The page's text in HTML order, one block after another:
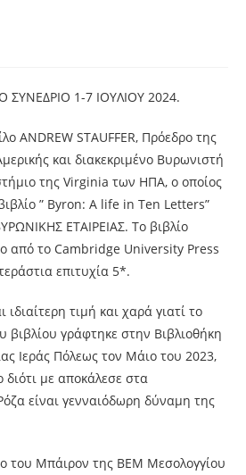
ΣΥΝΕΔΡΙΟ 1-7 ΙΟΥΛΙΟΥ 2024.
ANDREW STAUFFER, Πρόεδρο της
και διακεκριμένο Βυρωνιστή
της Virginia των ΗΠΑ, ο οποίος
” Byron: A life in Ten Letters”
ΕΤΑΙΡΕΙΑΣ. Το βιβλίο
από το Cambridge University Press
επιτυχία 5*.
τιμή και χαρά γιατί το
βιβλίου γράφτηκε στην Βιβλιοθήκη
Ιεράς Πόλεως τον Μάιο του 2023,
διότι με αποκάλεσε στα
είναι γενναιόδωρη δύναμη της
του Μπάιρον της ΒΕΜ Μεσολογγίου